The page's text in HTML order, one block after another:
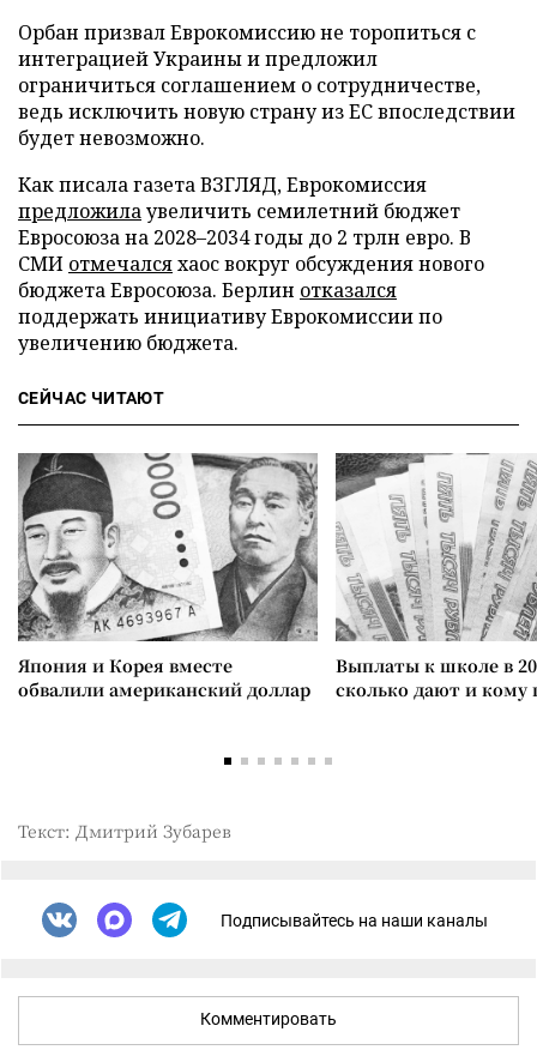
Орбан призвал Еврокомиссию не торопиться с
интеграцией Украины и предложил
ограничиться соглашением о сотрудничестве,
ведь исключить новую страну из ЕС впоследствии
будет невозможно.
Как писала газета ВЗГЛЯД, Еврокомиссия
предложилаувеличить семилетний бюджет
Евросоюза на 2028–2034 годы до 2 трлн евро. В
СМИ отмечалсяхаос вокруг обсуждения нового
бюджета Евросоюза. Берлин отказался
поддержать инициативу Еврокомиссии по
увеличению бюджета.
СЕЙЧАС ЧИТАЮТ
Япония и Корея вместе
обвалили американский доллар
Выплаты к школе в
сколько дают и
Текст: Дмитрий Зубарев
Подписывайтесь на наши каналы
Комментировать